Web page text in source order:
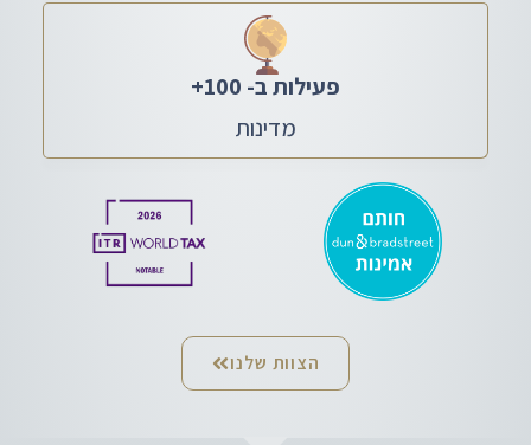
מדינות
פעילות ב- 100
+
הצוות שלנו